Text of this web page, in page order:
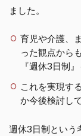
ました。
育児や介護、
った観点から
『週休3日制
これを実現す
か今後検討し
週休3日制という